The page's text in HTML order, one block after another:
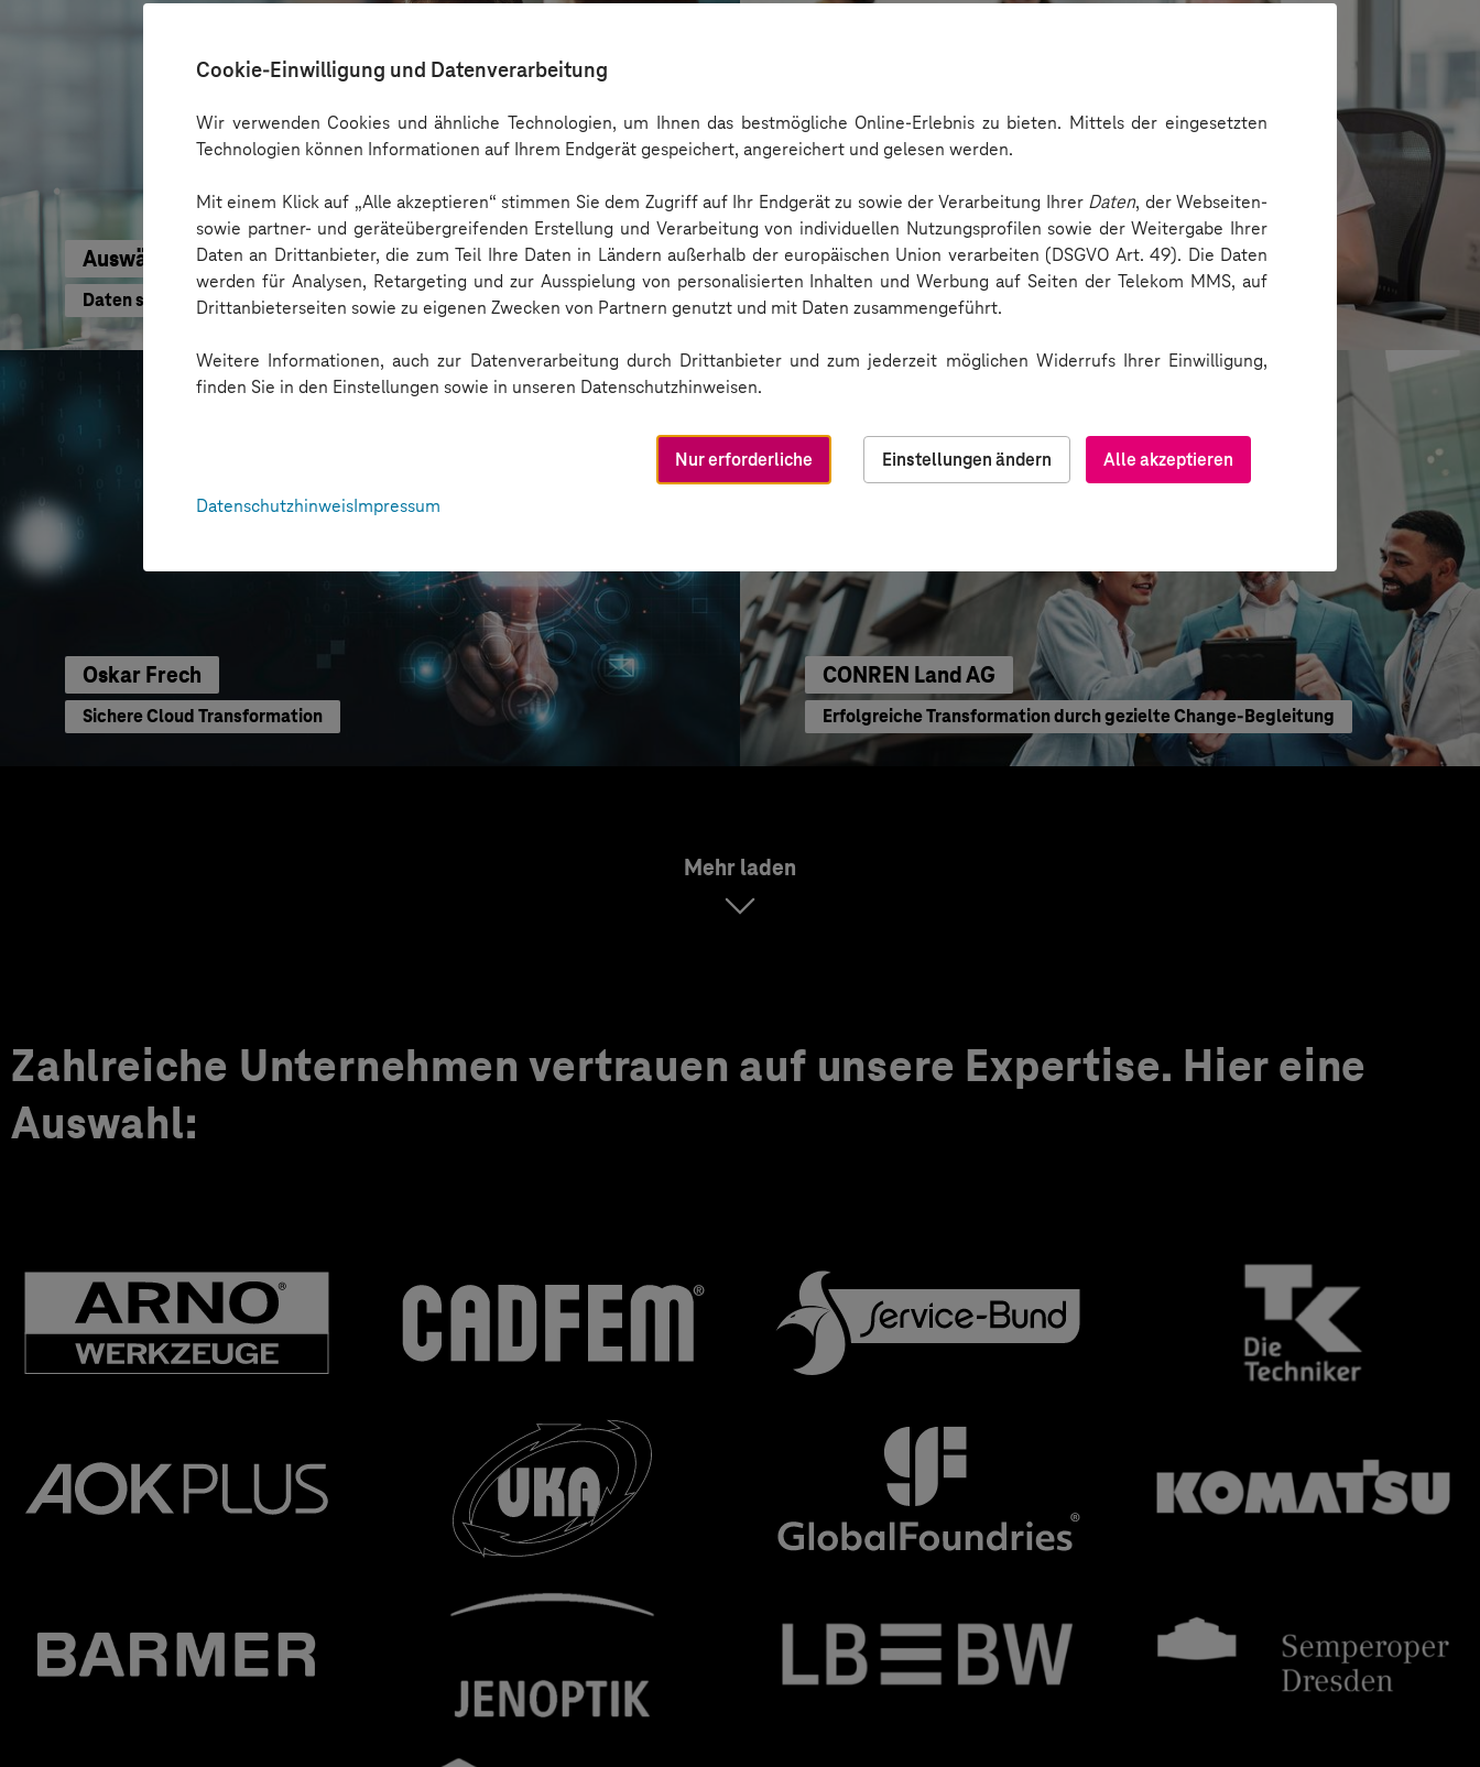
Cookie-Einwilligung und Datenverarbeitung
Wir verwenden Cookies und ähnliche Technologien, um Ihnen das bestmögliche Online-Erlebnis zu bieten. Mittels der eingesetzten
Technologien können Informationen auf Ihrem Endgerät gespeichert, angereichert und gelesen werden.
Mit einem Klick auf „Alle akzeptieren“ stimmen Sie dem Zugriff auf Ihr Endgerät zu sowie der Verarbeitung Ihrer Daten, der Webseiten-
sowie partner- und geräteübergreifenden Erstellung und Verarbeitung von individuellen Nutzungsprofilen sowie der Weitergabe Ihrer
Daten an Drittanbieter, die zum Teil Ihre Daten in Ländern außerhalb der europäischen Union verarbeiten (DSGVO Art. 49). Die Daten
werden für Analysen, Retargeting und zur Ausspielung von personalisierten Inhalten und Werbung auf Seiten der Telekom MMS, auf
Drittanbieterseiten sowie zu eigenen Zwecken von Partnern genutzt und mit Daten zusammengeführt.
Weitere Informationen, auch zur Datenverarbeitung durch Drittanbieter und zum jederzeit möglichen Widerrufs Ihrer Einwilligung,
finden Sie in den Einstellungen sowie in unseren Datenschutzhinweisen.
Alle akzeptieren
Nur erforderliche
Einstellungen ändern
DatenschutzhinweisImpressum
Auswärtiges Amt
Daten schneller nutzen
Kreis Bergstraße
KI für moderne Verwaltung
Oskar Frech
Sichere Cloud Transformation
CONREN Land AG
Erfolgreiche Transformation durch gezielte Change-Begleitung
Mehr laden
Zahlreiche Unternehmen vertrauen auf unsere Expertise. Hier eine
Auswahl: